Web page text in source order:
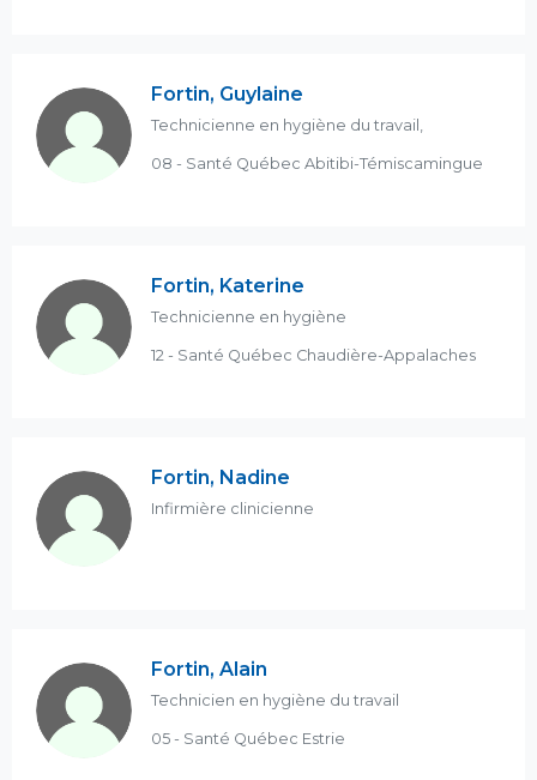
Fortin, Guylaine
Technicienne en hygiène du travail,
08 - Santé Québec Abitibi-Témiscamingue
Fortin, Katerine
Technicienne en hygiène
12 - Santé Québec Chaudière-Appalaches
Fortin, Nadine
Infirmière clinicienne
Fortin, Alain
Technicien en hygiène du travail
05 - Santé Québec Estrie